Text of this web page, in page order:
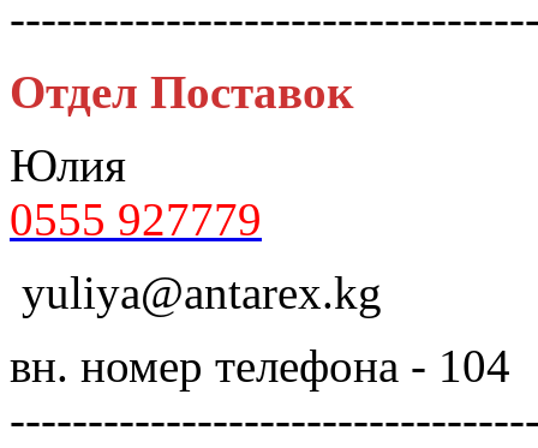
Отдел Поставок
Юлия
0555 927779
yuliya@antarex.kg
вн. номер телефона - 104